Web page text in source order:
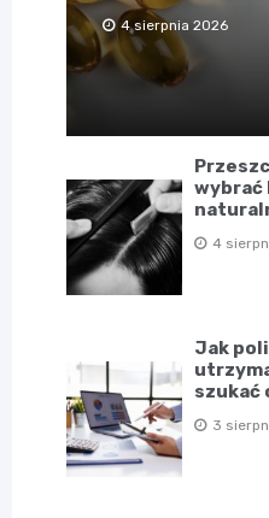
4 sierpnia 2026
wybrać
4
Jak
szukać
3